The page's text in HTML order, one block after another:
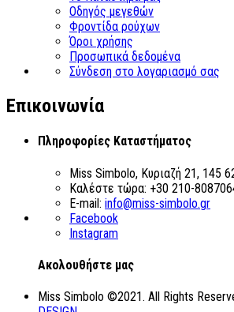
Οδηγός μεγεθών
Φροντίδα ρούχων
Όροι χρήσης
Προσωπικά δεδομένα
Σύνδεση στο λογαριασμό σας
Επικοινωνία
Πληροφορίες Καταστήματος
Miss Simbolo, Κυριαζή 21, 145
Καλέστε τώρα: +30 210-
E-mail: info@miss-simbolo.gr
Facebook
Instagram
Aκολουθήστε μας
Miss Simbolo ©2021. All Rights